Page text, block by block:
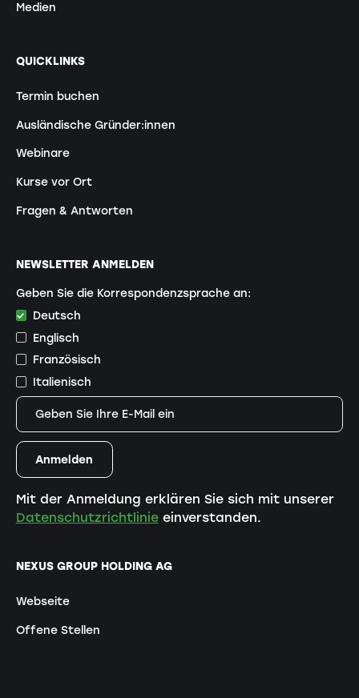
Medien
QUICKLINKS
Termin buchen
Ausländische Gründer:innen
Webinare
Kurse vor Ort
Fragen & Antworten
NEXUS GROUP HOLDING AG
Webseite
Offene Stellen
NEWSLETTER ANMELDEN
Geben Sie die Korrespondenzsprache an:
Deutsch
Englisch
Französisch
Italienisch
Mit der Anmeldung erklären Sie sich mit unserer
Datenschutzrichtlinieeinverstanden.